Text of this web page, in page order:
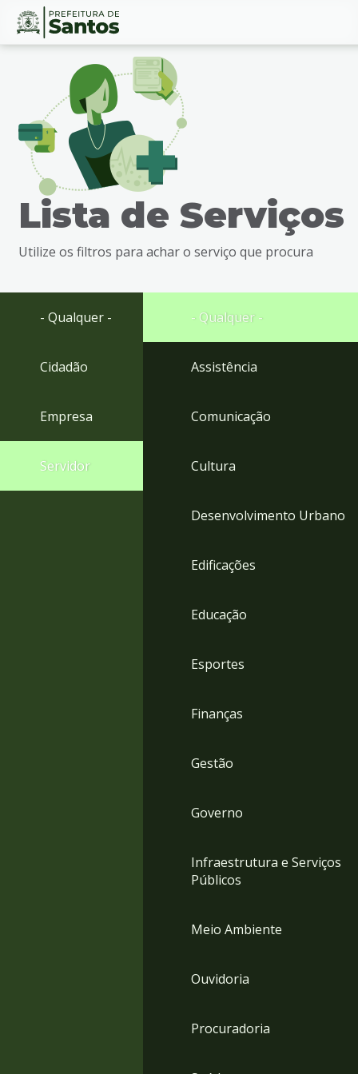
Ir
busca
Ir
Conteúdo
Lista de Serviços
Utilize os filtros para achar o serviço que procura
- Qualquer -
Cidadão
Empresa
Servidor
- Qualquer -
Assistência
Comunicação
Cultura
Desenvolvimento Urbano
Edificações
Educação
Esportes
Finanças
Gestão
Governo
Infraestrutura e Serviços
Públicos
Meio Ambiente
Ouvidoria
Procuradoria